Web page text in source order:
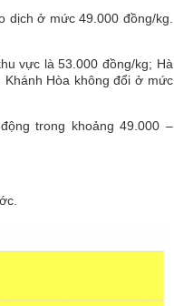
dịch ở mức 49.000 đồng/kg.
vực là 53.000 đồng/kg; Hà
Hòa không đổi ở mức
trong khoảng 49.000 –